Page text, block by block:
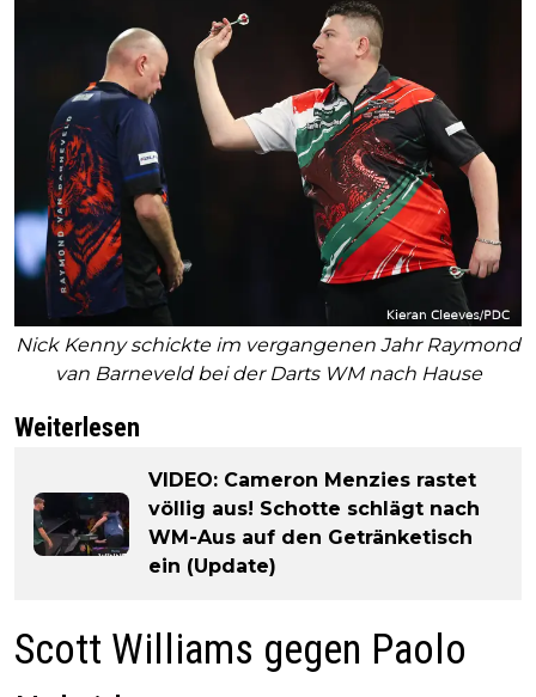
Nick Kenny schickte im vergangenen Jahr Raymond
van Barneveld bei der Darts WM nach Hause
Weiterlesen
VIDEO: Cameron Menzies rastet
völlig aus! Schotte schlägt nach
WM-Aus auf den Getränketisch
ein (Update)
Scott Williams gegen Paolo